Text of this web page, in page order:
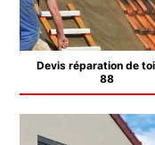
Devis réparation de
88